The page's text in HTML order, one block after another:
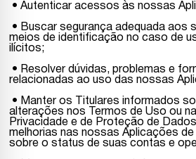
• Autenticar acessos às nossas
• Buscar segurança adequada aos
meios de identificação no caso de
ilícitos;
• Resolver dúvidas, problemas e
relacionadas ao uso das nossas
• Manter os Titulares informados
alterações nos Termos de Uso ou
Privacidade e de Proteção de
melhorias nas nossas Aplicações de
sobre o status de suas contas e